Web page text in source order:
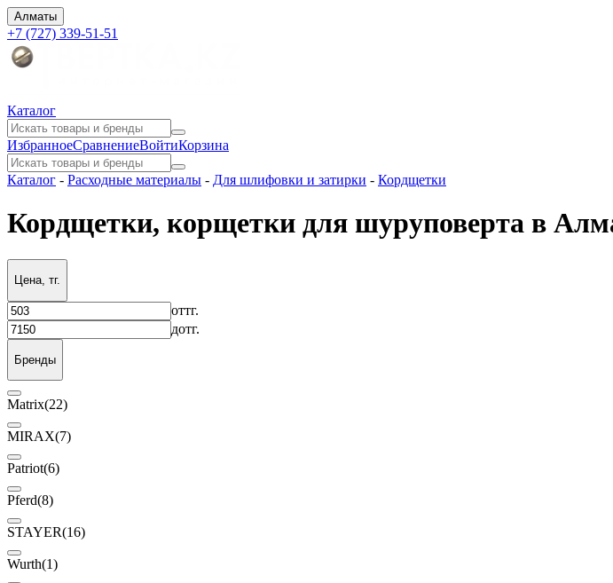
Алматы
+7 (727) 339-51-51
Каталог
ИзбранноеСравнениеВойтиКорзина
Каталог - Расходные материалы - Для шлифовки и затирки - Кордщетки
Кордщетки, корщетки для шуруповерта в
Цена, тг.
оттг.
дотг.
Бренды
Matrix(22)
MIRAX(7)
Patriot(6)
Pferd(8)
STAYER(16)
Wurth(1)